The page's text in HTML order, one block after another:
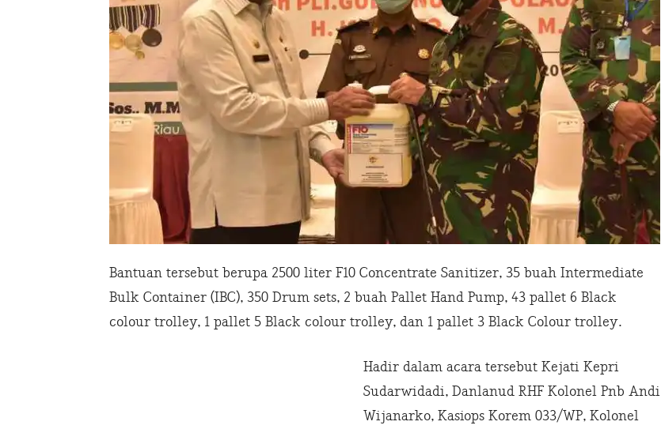
Bantuan tersebut berupa 2500 liter F10 Concentrate Sanitizer, 35 buah Intermediate
Bulk Container (IBC), 350 Drum sets, 2 buah Pallet Hand Pump, 43 pallet 6 Black
colour trolley, 1 pallet 5 Black colour trolley, dan 1 pallet 3 Black Colour trolley.
Hadir dalam acara tersebut Kejati Kepri
Sudarwidadi, Danlanud RHF Kolonel Pnb Andi
Wijanarko, Kasiops Korem 033/WP, Kolonel